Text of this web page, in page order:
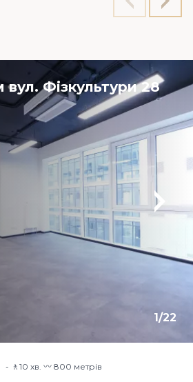
вул. Фізкультури 28
1/22
🚶10 хв​. 〰️ 800 метрів